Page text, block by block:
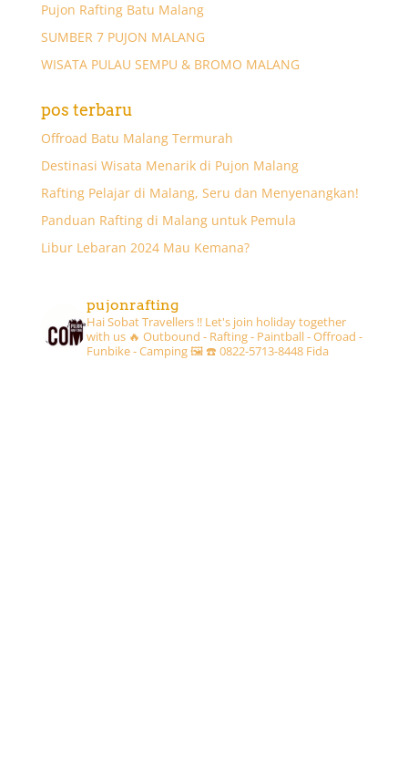
Pujon Rafting Batu Malang
SUMBER 7 PUJON MALANG
WISATA PULAU SEMPU & BROMO MALANG
pos terbaru
Offroad Batu Malang Termurah
Destinasi Wisata Menarik di Pujon Malang
Rafting Pelajar di Malang, Seru dan Menyenangkan!
Panduan Rafting di Malang untuk Pemula
Libur Lebaran 2024 Mau Kemana?
pujonrafting
Hai Sobat Travellers !! Let's join holiday together
with us 🔥 Outbound - Rafting - Paintball - Offroad -
Funbike - Camping 🖼☎️ 0822-5713-8448 Fida